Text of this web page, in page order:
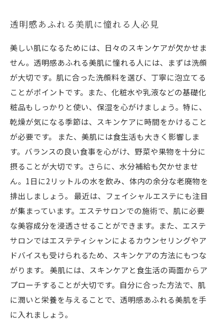
透明感あふれる美肌に憧れる人必見
美しい肌になるためには、日々のスキンケアが欠かせま
せん。透明感あふれる美肌に憧れる人には、まずは洗顔
が大切です。肌に合った洗顔料を選び、丁寧に泡立てる
ことがポイントです。また、化粧水や乳液などの基礎化
粧品もしっかりと使い、保湿を心がけましょう。特に、
乾燥が気になる季節は、スキンケアに時間をかけること
が必要です。 また、美肌には食生活も大きく影響しま
す。バランスの良い食事を心がけ、野菜や果物を十分に
摂ることが大切です。さらに、水分補給も欠かせませ
ん。1日に2リットルの水を飲み、体内の余分な老廃物を
排出しましょう。 最近は、フェイシャルエステにも注目
が集まっています。エステサロンでの施術で、肌に必要
な美容成分を浸透させることができます。また、エステ
サロンではエステティシャンによるカウンセリングやア
ドバイスも受けられるため、スキンケアの方法にもつな
がります。 美肌には、スキンケアと食生活の両面からア
プローチすることが大切です。自分に合った方法で、肌
に潤いと栄養を与えることで、透明感あふれる美肌を手
に入れましょう。